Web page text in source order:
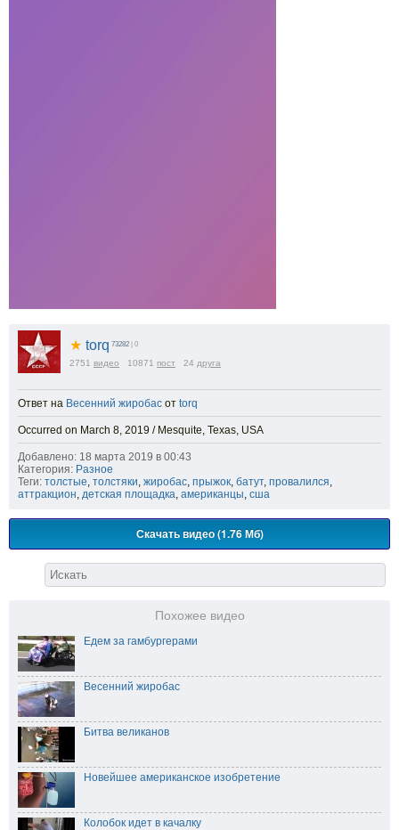
★ torq 73282 | 0
2751 видео 10871 пост 24 друга
Ответ на Весенний жиробас от torq
Occurred on March 8, 2019 / Mesquite, Texas, USA
Добавлено: 18 марта 2019 в 00:43
Категория: Разное
Теги: толстые, толстяки, жиробас, прыжок, батут, провалился,
аттракцион, детская площадка, американцы, сша
Скачать видео (1.76 Мб)
Похожее видео
Едем за гамбургерами
Весенний жиробас
Битва великанов
Новейшее американское изобретение
Колобок идет в качалку